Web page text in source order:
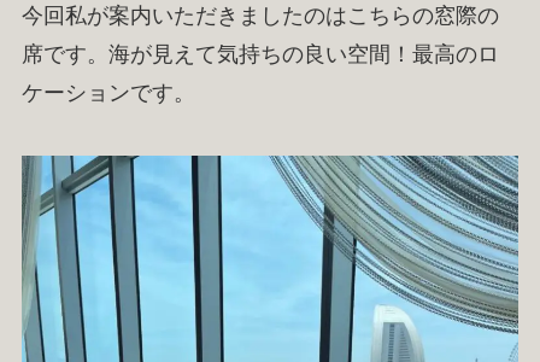
今回私が案内いただきましたのはこちらの窓際の
席です。海が見えて気持ちの良い空間！最高のロ
ケーションです。